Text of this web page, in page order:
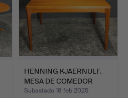
HENNING KJAERNULF.
MESA DE COMEDOR
EXTENSI…
Subastado 18 feb 2025